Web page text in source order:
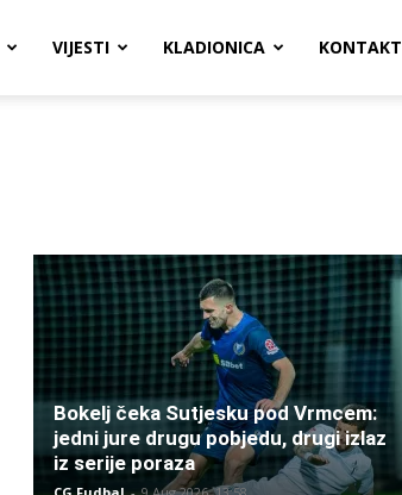
VIJESTI KLADIONICA KONTAKT
Bokelj čeka Sutjesku pod Vrmcem:
jedni jure drugu pobjedu, drugi izlaz
iz serije poraza